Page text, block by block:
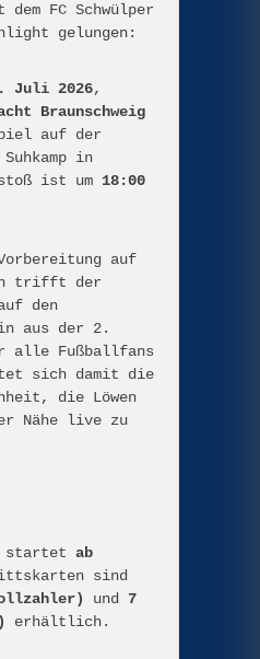
FC Schwülper
gelungen:
Juli 2026,
Braunschweig
auf der
in
ist um 18:00
auf
trifft der
den
aus der 2.
alle Fußballfans
sich damit die
die Löwen
Nähe live zu
startet ab
sind
und 7
erhältlich.